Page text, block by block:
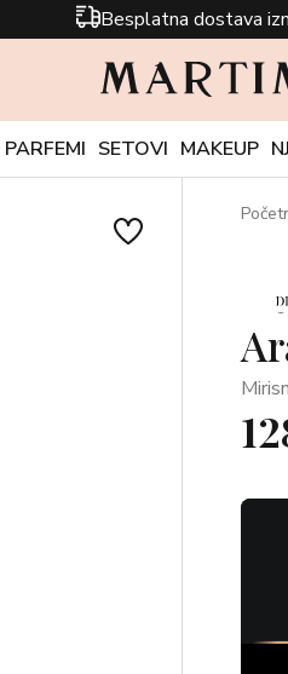
Besplatna dostava
PARFEMI SETOVI MAKEUP